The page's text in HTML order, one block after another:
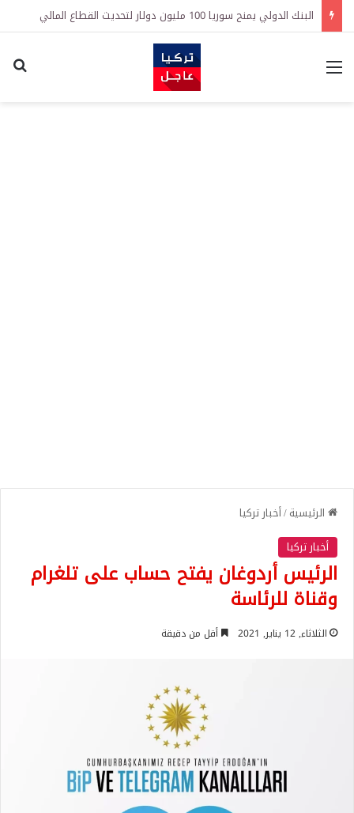
البنك الدولي يمنح سوريا 100 مليون دولار لتحديث القطاع المالي
القائمة
الرئيسية/أخبار تركيا
أخبار تركيا
الرئيس أردوغان يفتح حساب على تلغرام
وقناة للرئاسة
الثلاثاء, 12 يناير, 2021 أقل من دقيقة